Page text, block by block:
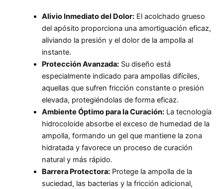
Alivio Inmediato del Dolor:El acolchado grueso
del apósito proporciona una amortiguación eficaz,
aliviando la presión y el dolor de la ampolla al
instante.
Protección Avanzada:Su diseño está
especialmente indicado para ampollas difíciles,
aquellas que sufren fricción constante o presión
elevada, protegiéndolas de forma eficaz.
Ambiente Óptimo para la Curación:La tecnología
hidrocoloide absorbe el exceso de humedad de la
ampolla, formando un gel que mantiene la zona
hidratada y favorece un proceso de curación
natural y más rápido.
Barrera Protectora:Protege la ampolla de la
suciedad, las bacterias y la fricción adicional,